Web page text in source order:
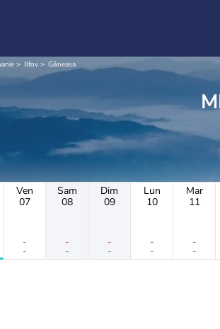
Ilfov Găneasa
Ven
07
-
-
Sam
08
-
-
Dim
09
-
-
Lun
10
-
-
Mar
11
-
-